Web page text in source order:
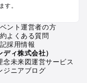
ノ湖）のプールお出か
ールお出かけ
す。
ント運営者の方
よくある質問
採用情報
ィ株式会社）
念未来図運営サービス
ジニアブログ